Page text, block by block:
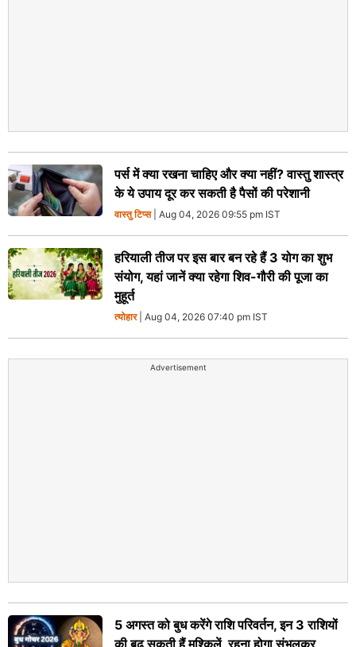
पर्स में क्या रखना चाहिए और क्या नहीं? वास्तु शास्त्र
के ये उपाय दूर कर सकती है पैसों की परेशानी
वास्तु टिप्स| Aug 04, 2026 09:55 pm IST
हरियाली तीज पर इस बार बन रहे हैं 3 योग का शुभ
संयोग, यहां जानें क्या रहेगा शिव-गौरी की पूजा का
मुहूर्त
त्योहार| Aug 04, 2026 07:40 pm IST
Advertisement
5 अगस्त को बुध करेंगे राशि परिवर्तन, इन 3 राशियों